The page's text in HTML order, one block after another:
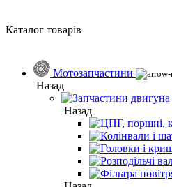
Каталог товарів
Мотозапчастини
Назад
Назад